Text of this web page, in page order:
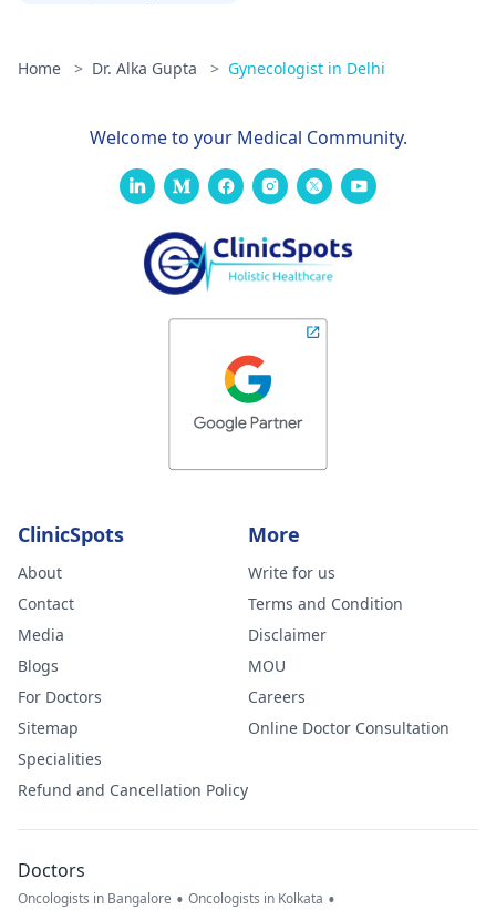
Home > Dr. Alka Gupta > Gynecologist in Delhi
Welcome to your Medical Community.
ClinicSpots
About
Contact
Media
Blogs
For Doctors
Sitemap
Specialities
Refund and Cancellation Policy
More
Write for us
Terms and Condition
Disclaimer
MOU
Careers
Online Doctor Consultation
Doctors
Oncologists in Bangalore • Oncologists in Kolkata •